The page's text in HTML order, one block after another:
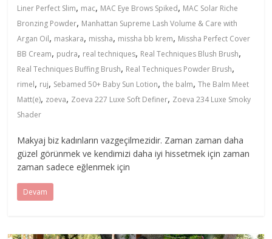
Liner Perfect Slim, mac, MAC Eye Brows Spiked, MAC Solar Riche
Bronzing Powder, Manhattan Supreme Lash Volume & Care with
Argan Oil, maskara, missha, missha bb krem, Missha Perfect Cover
BB Cream, pudra, real techniques, Real Techniques Blush Brush,
Real Techniques Buffing Brush, Real Techniques Powder Brush,
rimel, ruj, Sebamed 50+ Baby Sun Lotion,the balm,The Balm Meet
Matt(e), zoeva, Zoeva 227 Luxe Soft Definer, Zoeva 234 Luxe Smoky
Shader
Makyaj biz kadınların vazgeçilmezidir. Zaman zaman daha
güzel görünmek ve kendimizi daha iyi hissetmek için zaman
zaman sadece eğlenmek için
Devam